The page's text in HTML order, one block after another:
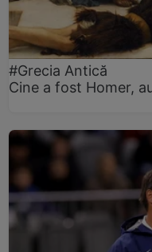
#Grecia Antică
Cine a fost Homer,